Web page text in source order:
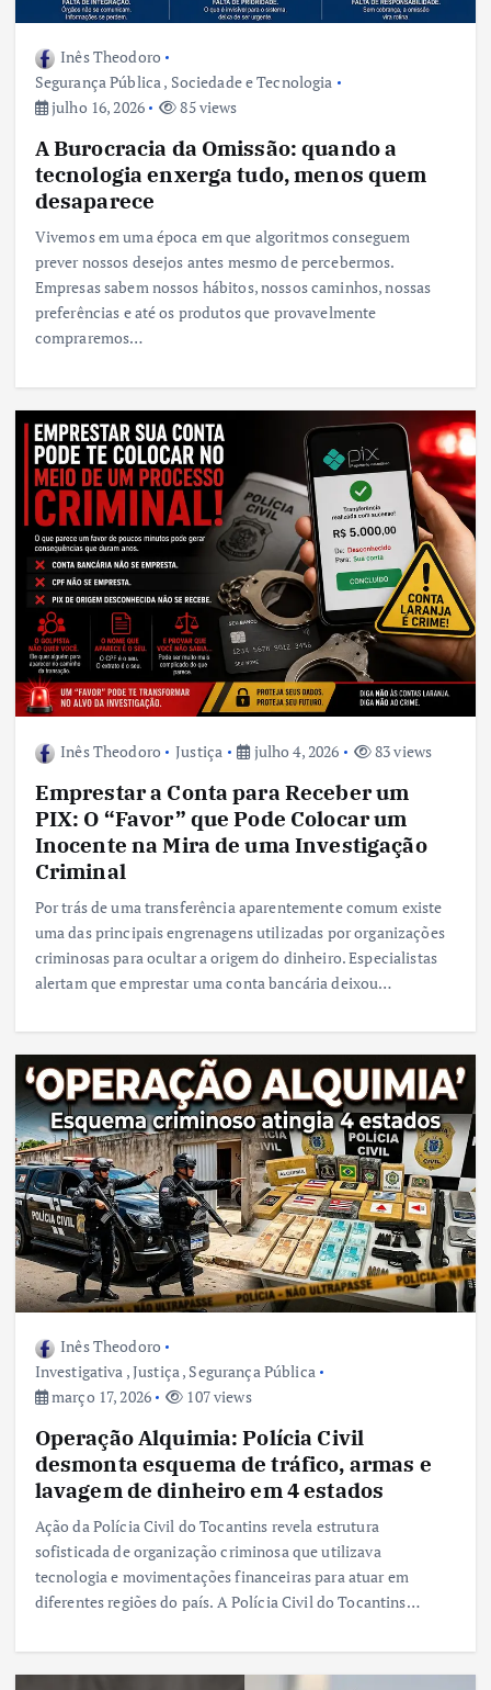
Inês Theodoro
Segurança Pública, Sociedade e Tecnologia
julho 16, 2026
85 views
A Burocracia da Omissão: quando a
tecnologia enxerga tudo, menos quem
desaparece
Vivemos em uma época em que algoritmos conseguem
prever nossos desejos antes mesmo de percebermos.
Empresas sabem nossos hábitos, nossos caminhos, nossas
preferências e até os produtos que provavelmente
compraremos…
Inês Theodoro Justiça julho 4, 2026 83 views
Emprestar a Conta para Receber um
PIX: O “Favor” que Pode Colocar um
Inocente na Mira de uma Investigação
Criminal
Por trás de uma transferência aparentemente comum existe
uma das principais engrenagens utilizadas por organizações
criminosas para ocultar a origem do dinheiro. Especialistas
alertam que emprestar uma conta bancária deixou…
Inês Theodoro
Investigativa ,Justiça, Segurança Pública
março 17, 2026
107 views
Operação Alquimia: Polícia Civil
desmonta esquema de tráfico, armas e
lavagem de dinheiro em 4 estados
Ação da Polícia Civil do Tocantins revela estrutura
sofisticada de organização criminosa que utilizava
tecnologia e movimentações financeiras para atuar em
diferentes regiões do país. A Polícia Civil do Tocantins…